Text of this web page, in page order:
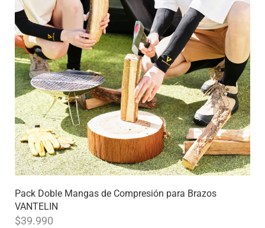
Pack Doble Mangas de Compresión para Brazos
VANTELIN
$39.990